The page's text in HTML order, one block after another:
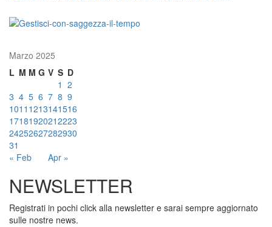
Marzo 2025
L M M G V S D
« Feb Apr »
1 2
3 4 5 6 7 8 9
1011 1213141516
17181920212223
24252627282930
31
NEWSLETTER
Registrati in pochi click alla newsletter e sarai sempre aggiornato
sulle nostre news.